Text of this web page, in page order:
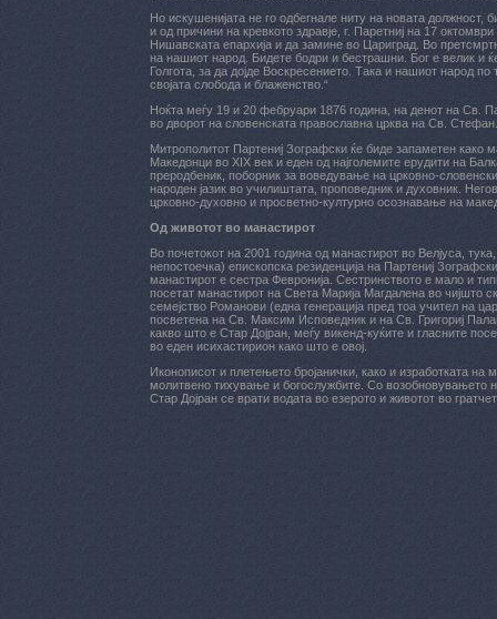
Но искушенијата не го одбегнале ниту на новата должност,
и од причини на кревкото здравје, г. Паретниј на 17
Нишавската епархија и да замине во Цариград. Во
на нашиот народ. Бидете бодри и бестрашни. Бог е велик и
Голгота, за да дојде Воскресението. Така и нашиот народ
својата слобода и блаженство.“
Ноќта меѓу 19 и 20 фебруари 1876 година, на денот на Св.
во дворот на словенската православна црква на Св. Стефан.
Митрополитот Партениј Зографски ќе биде запаметен како
Македонци во XIX век и еден од најголемите ерудити на
преродбеник, поборник за воведување на црковно-
народен јазик во училиштата, проповедник и духовник.
црковно-духовно и просветно-културно осознавање на
Од животот во манастирот
Во почетокот на 2001 година од манастирот во Велјуса,
непостоечка) епископска резиденција на Партениј
манастирот е сестра Февронија. Сестринството е мало и
посетат манастирот на Света Марија Магдалена во чијшто
семејство Романови (една генерација пред тоа учител на
посветена на Св. Максим Исповедник и на Св. Григориј
какво што е Стар Дојран, меѓу викенд-куќите и гласните
во еден исихастирион како што е овој.
Иконописот и плетењето бројанички, како и изработката
молитвено тихување и богослужбите. Со возобновувањето
Стар Дојран се врати водата во езерото и животот во